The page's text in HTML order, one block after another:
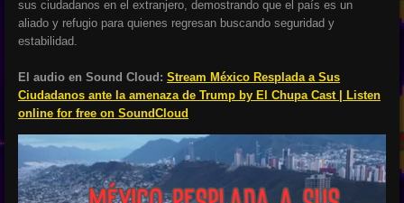
sus ciudadanos en el extranjero, demostrando que el país es un
aliado y refugio para quienes regresan buscando seguridad y
estabilidad.
El audio en Sound Cloud: Stream México Resplada a Sus
Ciudadanos ante la amenaza de Trump by El Chupa Cast | Listen
online for free on SoundCloud